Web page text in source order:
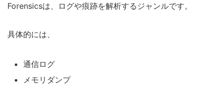
Forensicsは、ログや痕跡を解析するジャンルです。
具体的には、
通信ログ
メモリダンプ